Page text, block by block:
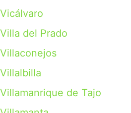
del Prado
de Tajo